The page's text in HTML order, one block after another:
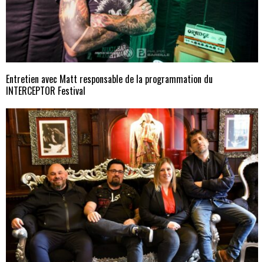
Entretien avec Matt responsable de la programmation du
INTERCEPTOR Festival